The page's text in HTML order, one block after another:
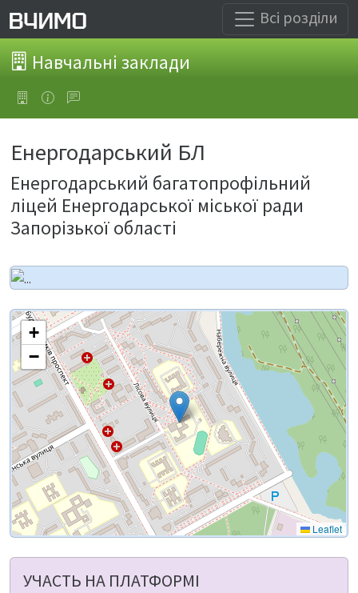
Всі розділи
Навчальні заклади
Енергодарський БЛ
Енергодарський багатопрофільний
ліцей Енергодарської міської ради
Запорізької області
+
−
Leaflet
УЧАСТЬ НА ПЛАТФОРМІ